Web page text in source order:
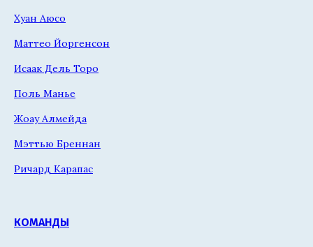
Хуан Аюсо
Маттео Йоргенсон
Исаак Дель Торо
Поль Манье
Жоау Алмейда
Мэттью Бреннан
Ричард Карапас
КОМАНДЫ